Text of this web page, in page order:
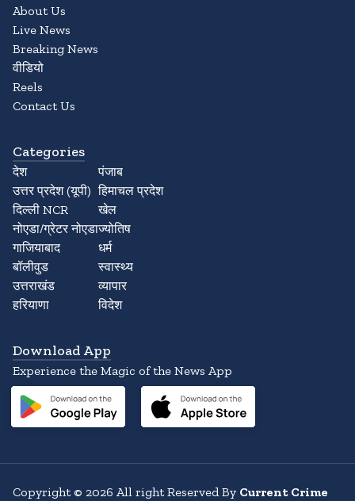
About Us
Live News
Breaking News
वीडियो
Reels
Contact Us
Categories
देश
उत्तर प्रदेश (यूपी)
दिल्ली NCR
नोएडा/ग्रेटर नोएडा
गाजियाबाद
बॉलीवुड
उत्तराखंड
हरियाणा
पंजाब
हिमाचल प्रदेश
खेल
ज्योतिष
धर्म
स्वास्थ्य
व्यापार
विदेश
Download App
Experience the Magic of the News App
Copyright© 2026 All right Reserved By Current Crime